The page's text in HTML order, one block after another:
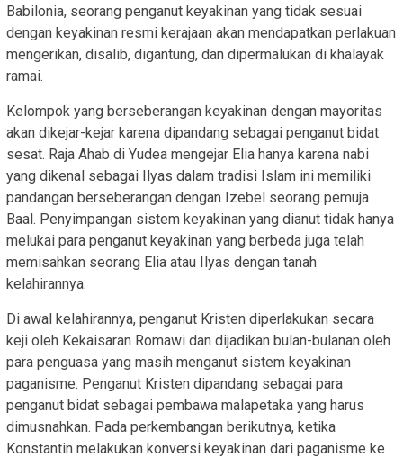
Babilonia, seorang penganut keyakinan yang tidak sesuai
dengan keyakinan resmi kerajaan akan mendapatkan perlakuan
mengerikan, disalib, digantung, dan dipermalukan di khalayak
ramai.
Kelompok yang berseberangan keyakinan dengan mayoritas
akan dikejar-kejar karena dipandang sebagai penganut bidat
sesat. Raja Ahab di Yudea mengejar Elia hanya karena nabi
yang dikenal sebagai Ilyas dalam tradisi Islam ini memiliki
pandangan berseberangan dengan Izebel seorang pemuja
Baal. Penyimpangan sistem keyakinan yang dianut tidak hanya
melukai para penganut keyakinan yang berbeda juga telah
memisahkan seorang Elia atau Ilyas dengan tanah
kelahirannya.
Di awal kelahirannya, penganut Kristen diperlakukan secara
keji oleh Kekaisaran Romawi dan dijadikan bulan-bulanan oleh
para penguasa yang masih menganut sistem keyakinan
paganisme. Penganut Kristen dipandang sebagai para
penganut bidat sebagai pembawa malapetaka yang harus
dimusnahkan. Pada perkembangan berikutnya, ketika
Konstantin melakukan konversi keyakinan dari paganisme ke